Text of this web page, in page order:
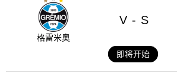
格雷米奥
V - S
即将开始